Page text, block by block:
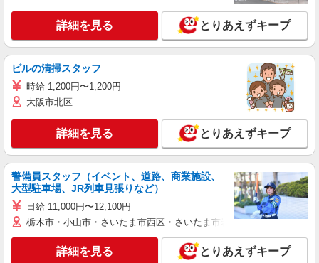
詳細を見る とりあえずキープ
ビルの清掃スタッフ
時給 1,200円〜1,200円
大阪市北区
詳細を見る とりあえずキープ
警備員スタッフ（イベント、道路、商業施設、
大型駐車場、JR列車見張りなど）
日給 11,000円〜12,100円
栃木市・小山市・さいたま市西区・さいたま市岩槻区・久喜市・蓮田
詳細を見る とりあえずキープ